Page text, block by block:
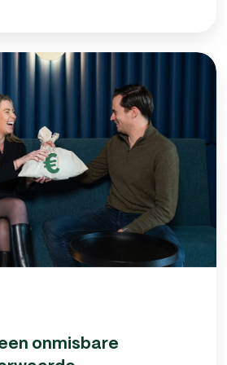
onmisbare